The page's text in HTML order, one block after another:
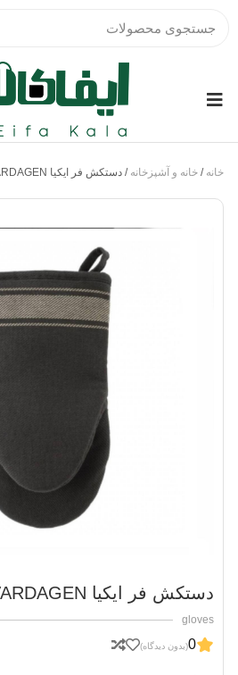
خانه / خانه و آشپزخانه / دستکش فر ایکیا VARDAGEN
دستکش فر ایکیا VARDAGEN
gloves
0(بدون دیدگاه)